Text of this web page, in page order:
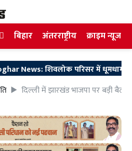
बिहार अंतरराष्ट्रीय क्राइम न्यूज
शिवलोक परिसर में धूमधाम से मनाया
दिल्ली में झारखंड भाजपा पर बड़ी